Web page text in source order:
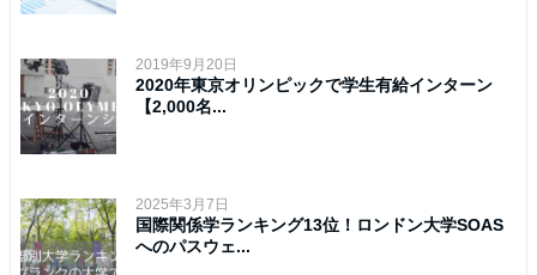
2019年9月20日
2020年東京オリンピックで学生有給インターン
【2,000名...
2025年3月7日
国際関係学ランキング13位！ロンドン大学SOAS
へのパスウェ...